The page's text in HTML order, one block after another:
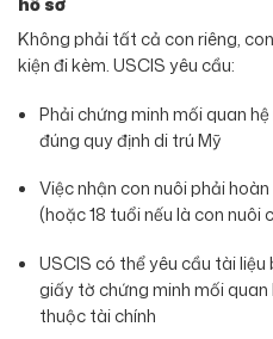
Không phải tất cả con riêng,
kiện đi kèm. USCIS yêu cầu:
Phải chứng minh mối quan
đúng quy định di trú Mỹ
Việc nhận con nuôi phải
(hoặc 18 tuổi nếu là con nuôi
USCIS có thể yêu cầu tài
giấy tờ chứng minh mối
thuộc tài chính